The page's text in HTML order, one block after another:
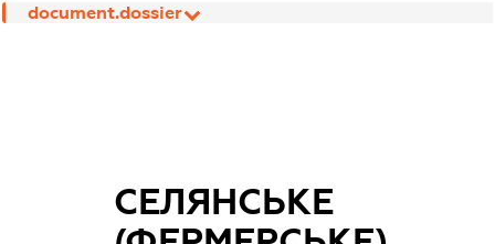
document.dossier
СЕЛЯНСЬКЕ